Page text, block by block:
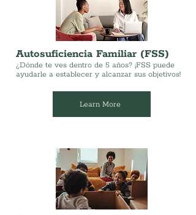
Autosuficiencia Familiar (FSS)
¿Dónde te ves dentro de 5 años? ¡FSS puede
ayudarle a establecer y alcanzar sus objetivos!
Learn More